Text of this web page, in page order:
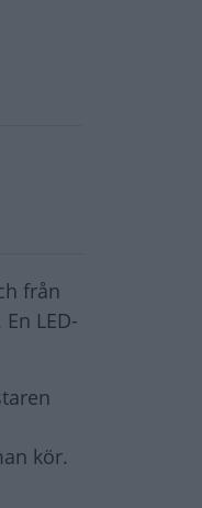
från
LED-
kör.